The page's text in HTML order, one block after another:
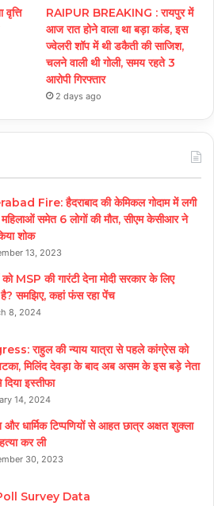
RAIPUR BREAKING : रायपुर में
आज रात होने वाला था बड़ा कांड, इस
ज्वेलरी शॉप में थी डकैती की साजिश,
चलने वाली थी गोली, समय रहते 3
आरोपी गिरफ्तार
2 days ago
Fire: हैदराबाद की केमिकल गोदाम में लगी
समेत 6 लोगों की मौत, सीएम केसीआर ने
शोक
13, 2023
को MSP की गारंटी देना मोदी सरकार के लिए
समझिए, कहां फंस रहा पेंच
8, 2024
राहुल की न्याय यात्रा से पहले कांग्रेस को
मिलिंद देवड़ा के बाद अब असम के इस बड़े नेता
इस्तीफा
14, 2024
और धार्मिक टिप्पणियों से आहत छात्र अक्षत शुक्ला
कर ली
30, 2023
Survey Data